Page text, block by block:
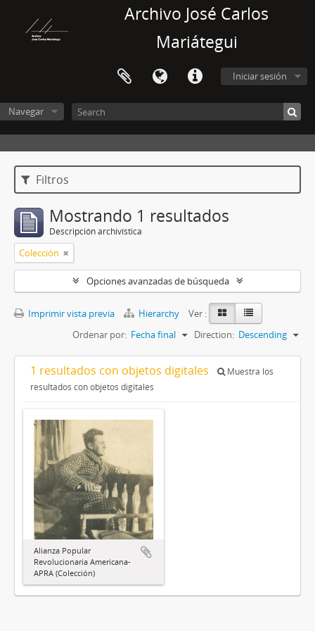
Archivo José Carlos
Mariátegui
Iniciar sesión
Navegar
Filtros
Mostrando 1 resultados
Descripción archivística
Colección
Opciones avanzadas de búsqueda
Imprimir vista previa Hierarchy
Ver :
Ordenar por: Fecha final Direction: Descending
1 resultados con objetos digitales
Muestra los
resultados con objetos digitales
Alianza Popular
Revolucionaria Americana-
APRA (Colección)